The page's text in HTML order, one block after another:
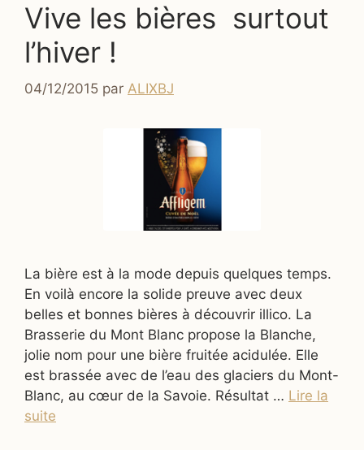
Vive les bières surtout
l’hiver !
04/12/2015 par ALIXBJ
La bière est à la mode depuis quelques temps.
En voilà encore la solide preuve avec deux
belles et bonnes bières à découvrir illico. La
Brasserie du Mont Blanc propose la Blanche,
jolie nom pour une bière fruitée acidulée. Elle
est brassée avec de l’eau des glaciers du Mont-
Blanc, au cœur de la Savoie. Résultat … Lire la
suite